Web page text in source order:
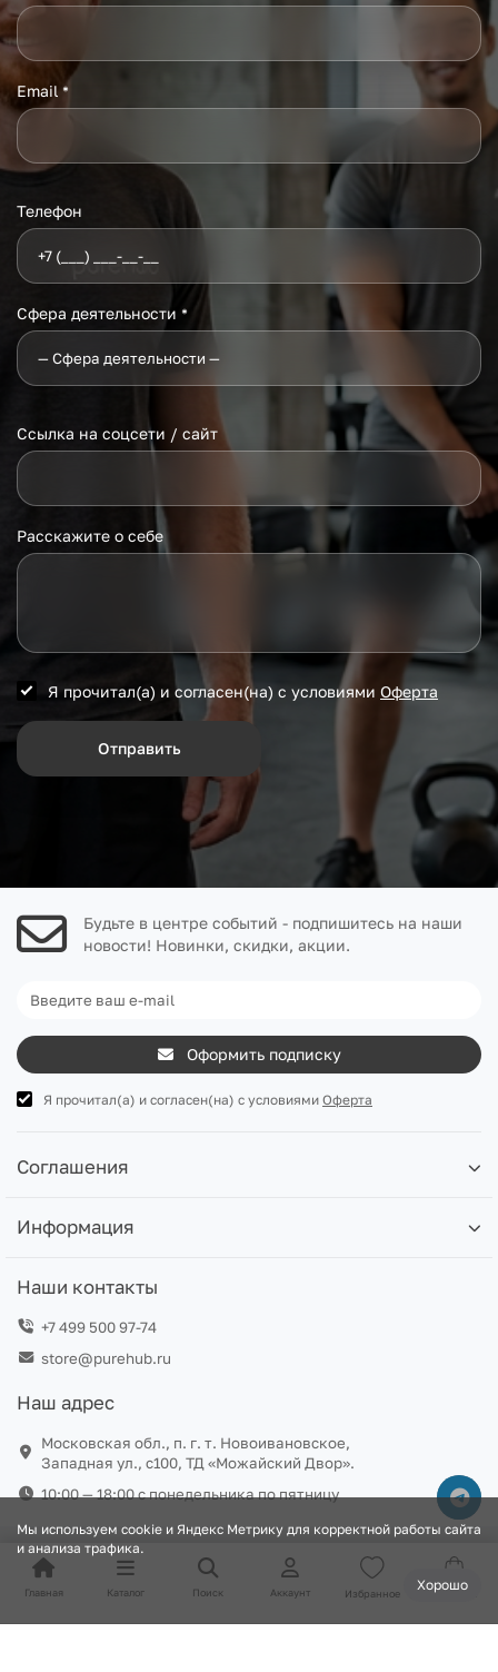
Email *
Телефон
Сфера деятельности *
Ссылка на соцсети / сайт
Расскажите о себе
Я прочитал(а) и согласен(на) с условиями Оферта
Отправить
Мы используем cookie и Яндекс Метрику для корректной работы сайта
и анализа трафика.
Хорошо
Будьте в центре событий - подпишитесь на наши
новости! Новинки, скидки, акции.
Оформить подписку
Я прочитал(а) и согласен(на) с условиями Оферта
Соглашения
Информация
Наши контакты
+7 499 500 97-74
store@purehub.ru
Наш адрес
Московская обл., п. г. т. Новоивановское,
Западная ул., с100, ТД «Можайский Двор».
10:00 — 18:00 c понедельника по пятницу
Главная Каталог Поиск Аккаунт Избранное Корзина